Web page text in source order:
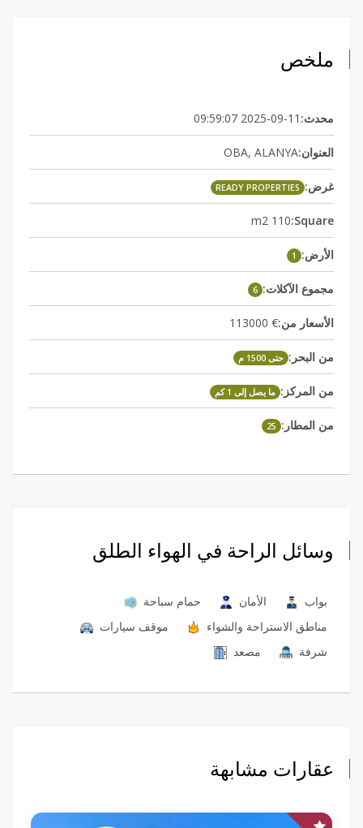
ملخص
محدث: 2025-09-11 09:59:07
العنوان:OBA, ALANYA
غرض: READY PROPERTIES
Square:
110 m2
الأرض: 1
مجموع الآكلات: 6
الأسعار من:€ 113000
من البحر: حتى 1500 م
من المركز: ما يصل إلى 1 كم
من المطار: 25
وسائل الراحة في الهواء الطلق
بواب الأمان
حمام سباحة
مناطق الاستراحة والشواء
موقف سيارات
شرفة
مصعد
عقارات مشابهة